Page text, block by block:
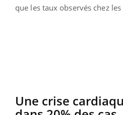
que les taux observés chez
Une crise